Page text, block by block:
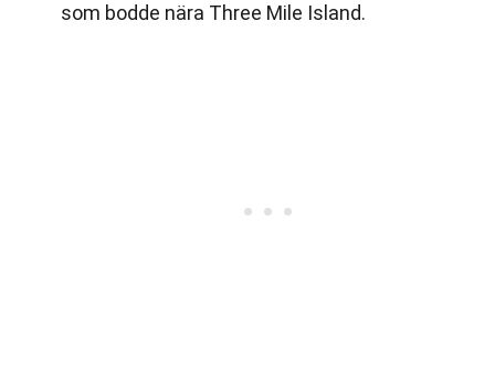
som bodde nära Three Mile Island.